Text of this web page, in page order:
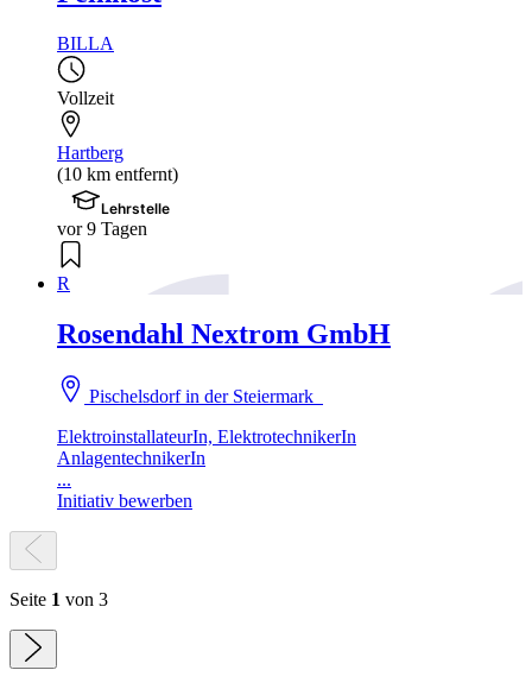
BILLA
Vollzeit
Hartberg
(10 km entfernt)
Lehrstelle
vor 9 Tagen
R
Rosendahl Nextrom GmbH
Pischelsdorf in der Steiermark
ElektroinstallateurIn, ElektrotechnikerIn
AnlagentechnikerIn
...
Initiativ bewerben
Seite 1 von 3